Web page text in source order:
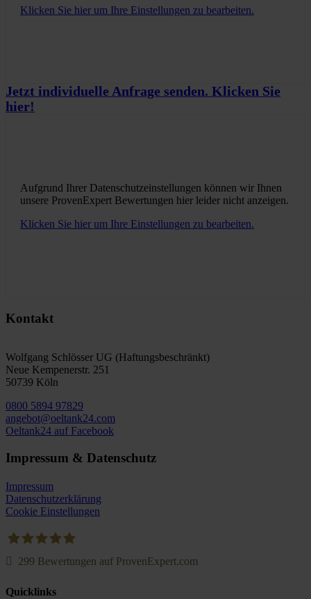
Klicken Sie hier um Ihre Einstellungen zu bearbeiten.
Jetzt individuelle Anfrage senden. Klicken Sie
hier!
Aufgrund Ihrer Datenschutzeinstellungen können wir Ihnen
unsere ProvenExpert Bewertungen hier leider nicht anzeigen.
Klicken Sie hier um Ihre Einstellungen zu bearbeiten.
Kontakt
Wolfgang Schlösser UG (Haftungsbeschränkt)
Neue Kempenerstr. 251
50739 Köln
0800 5894 97829
angebot@oeltank24.com
Oeltank24 auf Facebook
Impressum & Datenschutz
Impressum
Datenschutzerklärung
Cookie Einstellungen
299 Bewertungen auf ProvenExpert.com
Quicklinks